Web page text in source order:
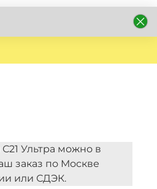
Ультра можно в
заказ по Москве
или СДЭК.